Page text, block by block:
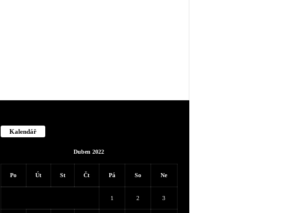
Kalendář
Duben 2022
Po Út St Čt Pá So Ne
1 2 3